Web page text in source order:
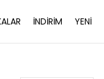
İNDİRİM YENİ